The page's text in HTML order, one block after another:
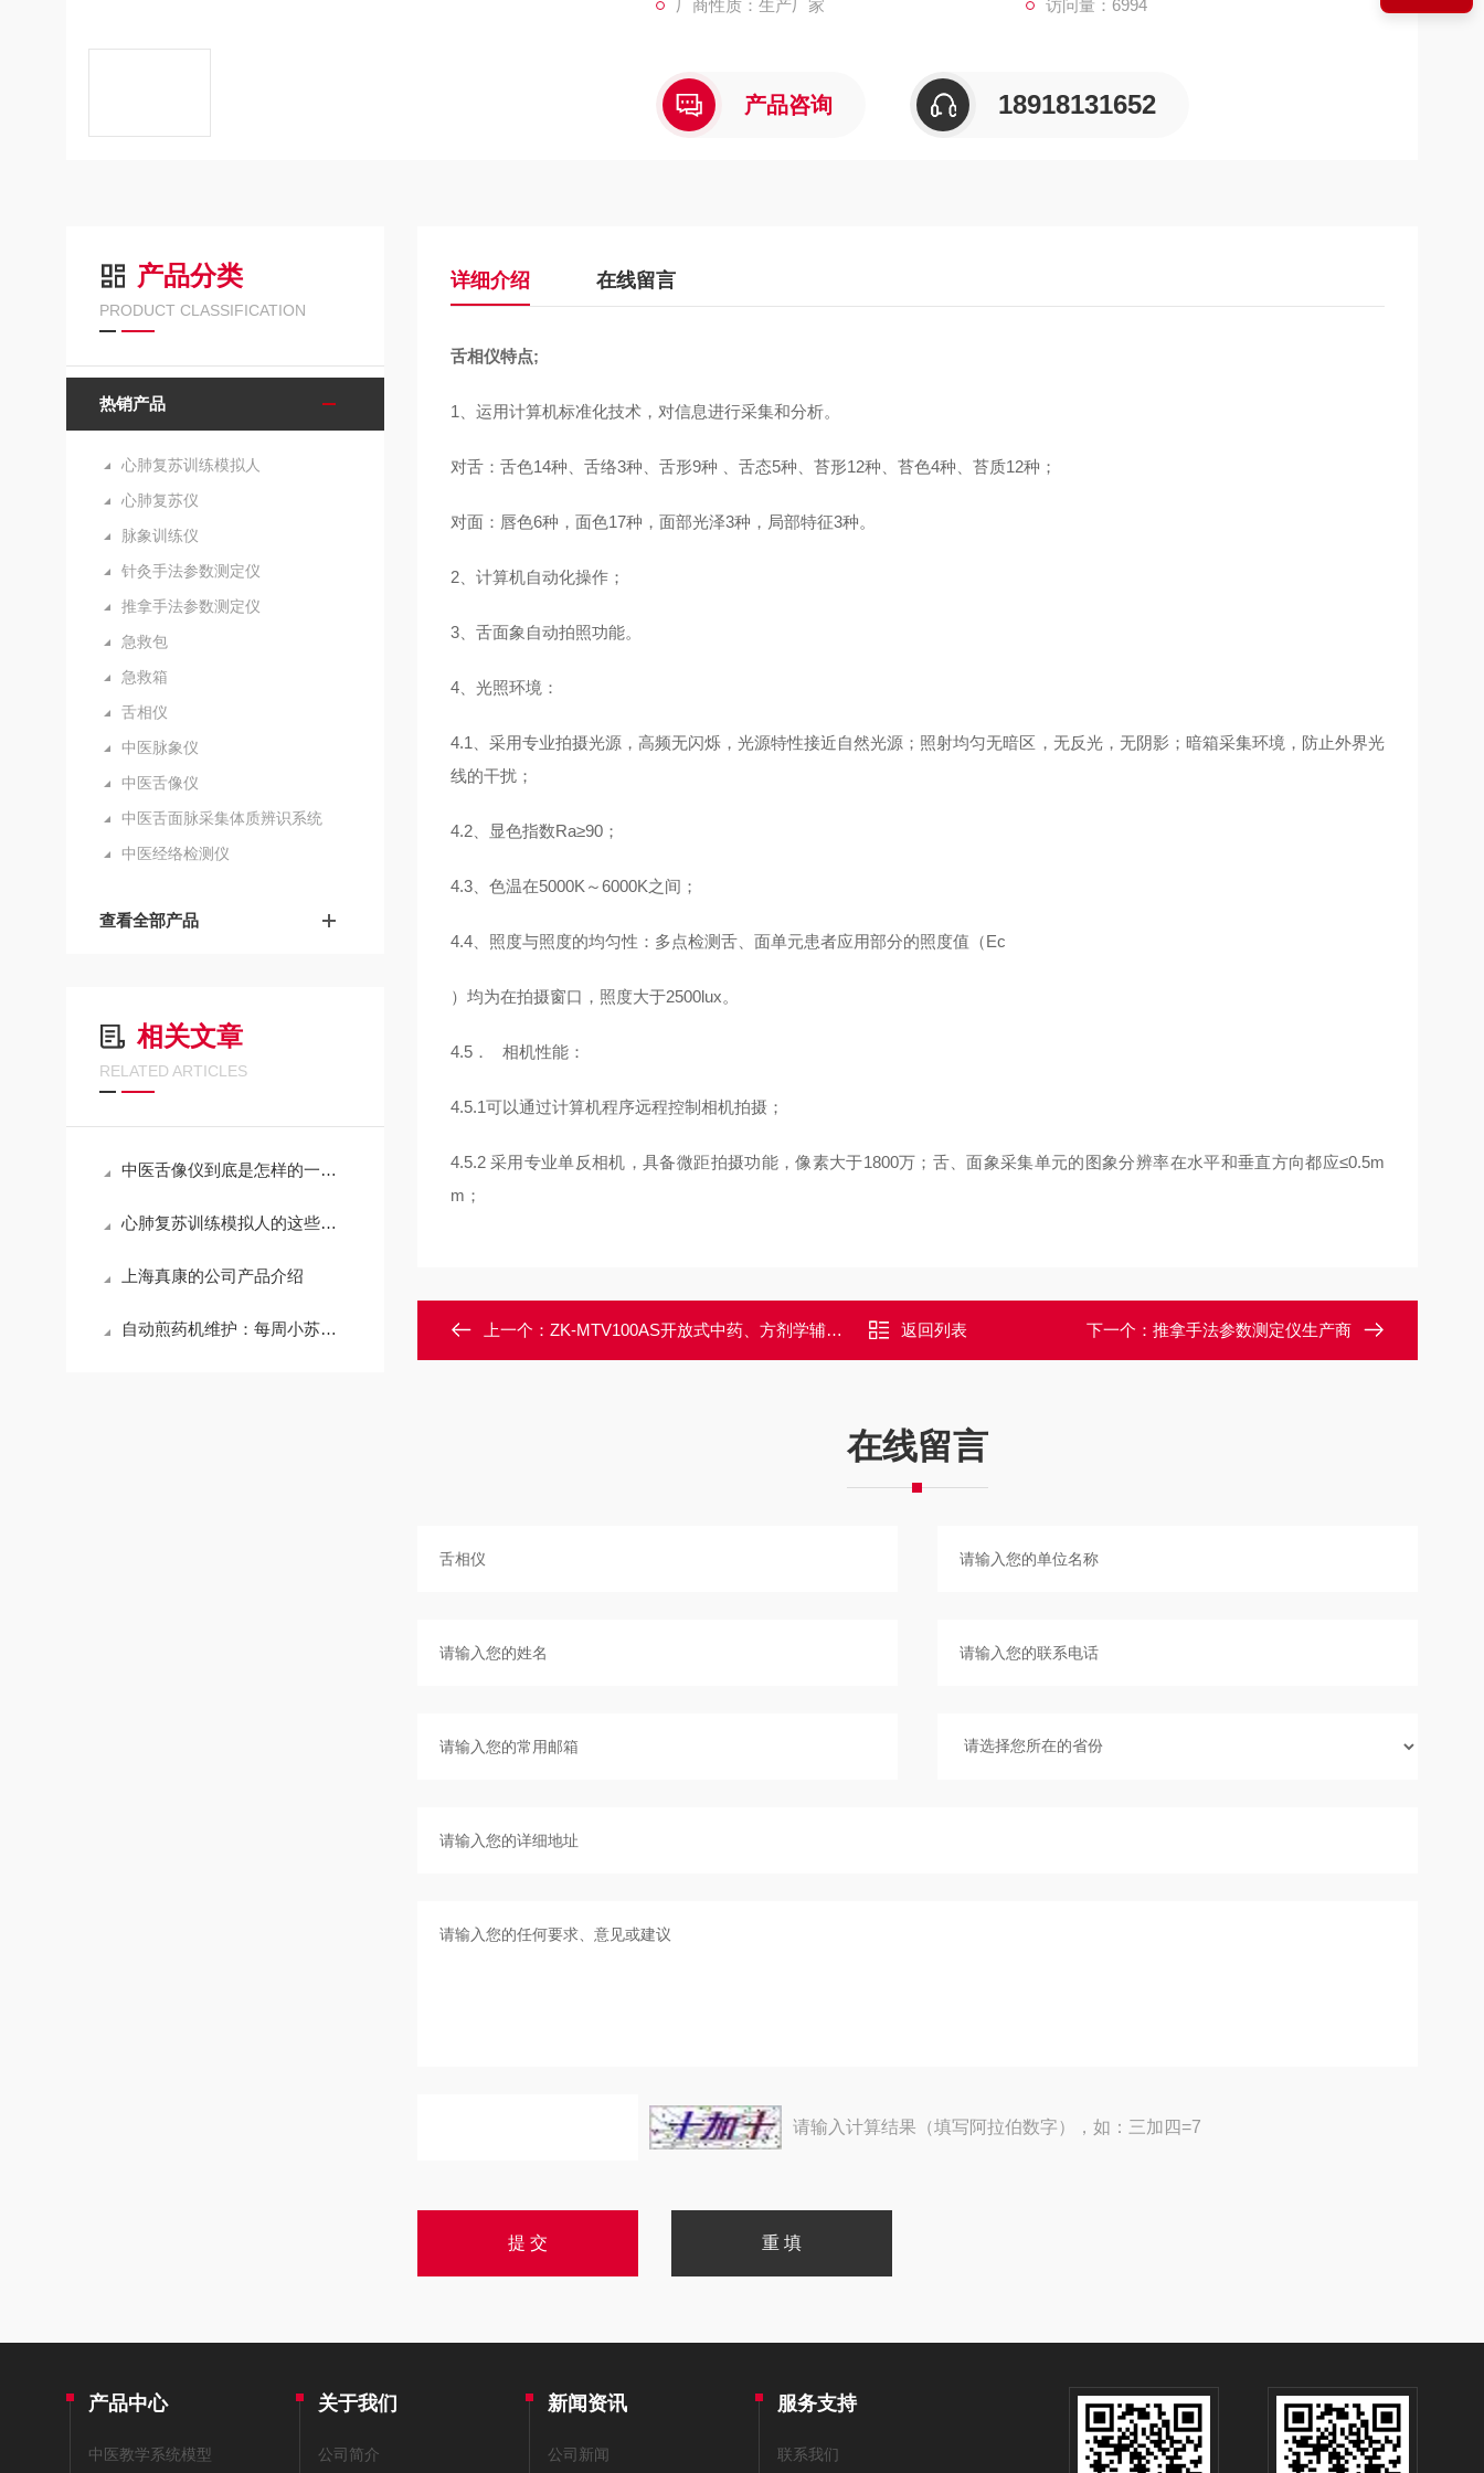
厂商性质：生产厂家 访问量：6994
产品咨询 18918131652
产品分类
PRODUCT CLASSIFICATION
热销产品
心肺复苏训练模拟人
心肺复苏仪
脉象训练仪
针灸手法参数测定仪
推拿手法参数测定仪
急救包
急救箱
舌相仪
中医脉象仪
中医舌像仪
中医舌面脉采集体质辨识系统
中医经络检测仪
查看全部产品
相关文章
RELATED ARTICLES
中医舌像仪到底是怎样的一款仪器呢？
心肺复苏训练模拟人的这些特点你清楚吗
上海真康的公司产品介绍
自动煎药机维护：每周小苏打除垢与季度温度校准指南
详细介绍 在线留言
舌相仪特点;
1、运用计算机标准化技术，对信息进行采集和分析。
对舌：舌色14种、舌络3种、舌形9种 、舌态5种、苔形12种、苔色4种、苔质12种；
对面：唇色6种，面色17种，面部光泽3种，局部特征3种。
2、计算机自动化操作；
3、舌面象自动拍照功能。
4、光照环境：
4.1、采用专业拍摄光源，高频无闪烁，光源特性接近自然光源；照射均匀无暗区，无反光，无阴影；暗箱采集环境，防止外界光
线的干扰；
4.2、显色指数Ra≥90；
4.3、色温在5000K～6000K之间；
4.4、照度与照度的均匀性：多点检测舌、面单元患者应用部分的照度值（Ec
）均为在拍摄窗口，照度大于2500lux。
4.5． 相机性能：
4.5.1可以通过计算机程序远程控制相机拍摄；
4.5.2 采用专业单反相机，具备微距拍摄功能，像素大于1800万；舌、面象采集单元的图象分辨率在水平和垂直方向都应≤0.5m
m；
上一个： ZK-MTV100AS开放式中药、方剂学辅助教学系统 返回列表 下一个： 推拿手法参数测定仪生产商
在线留言
请输入计算结果（填写阿拉伯数字），如：三加四=7
产品中心
中医教学系统模型
关于我们
公司简介
新闻资讯
公司新闻
服务支持
联系我们